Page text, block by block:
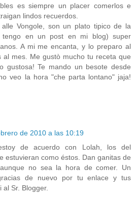
es siempre un placer comerlos e
lindos recuerdos.
Vongole, son un plato tipico de la
tengo en un post en mi blog) super
A mi me encanta, y lo preparo al
al mes. Me gustò mucho tu receta que
gustosa! Te mando un besote desde
veo la hora "che parta lontano" jaja!
de 2010 a las 10:19
de acuerdo con Lolah, los del
estuvieran como éstos. Dan ganitas de
no sea la hora de comer. Un
de nuevo por tu enlace y tus
al Sr. Blogger.